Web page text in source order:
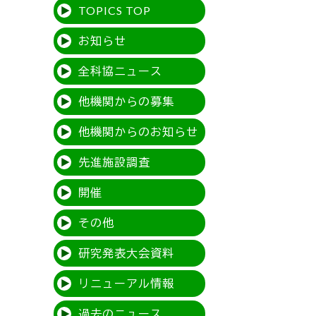
TOPICS TOP
お知らせ
全科協ニュース
他機関からの募集
他機関からのお知らせ
先進施設調査
開催
その他
研究発表大会資料
リニューアル情報
過去のニュース